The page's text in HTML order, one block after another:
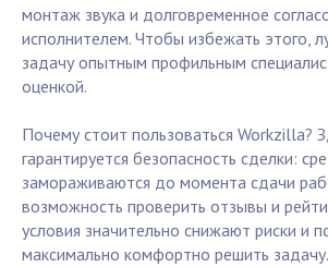
монтаж звука и долговременное
исполнителем. Чтобы избежать этого,
задачу опытным профильным
оценкой.
Почему стоит пользоваться Workzilla?
гарантируется безопасность сделки:
замораживаются до момента сдачи
возможность проверить отзывы и
условия значительно снижают риски и
максимально комфортно решить задачу.